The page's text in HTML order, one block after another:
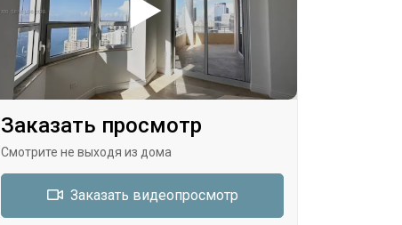
Заказать просмотр
Смотрите не выходя из дома
Заказать видеопросмотр